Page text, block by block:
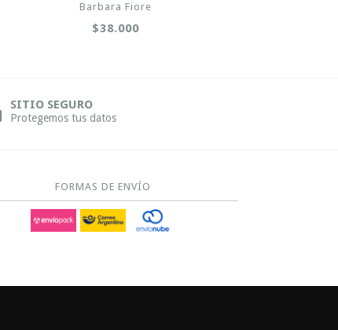
Barbara Fiore
$38.000
SITIO SEGURO
Protegemos tus datos
FORMAS DE ENVÍO